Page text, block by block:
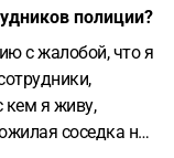
полиции?
с жалобой, что я
кем я живу,
соседка не